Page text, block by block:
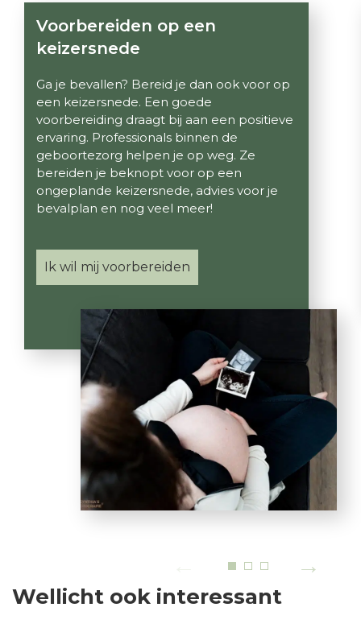
Voorbereiden op een
keizersnede
Ga je bevallen? Bereid je dan ook voor op
een keizersnede. Een goede
voorbereiding draagt bij aan een positieve
ervaring. Professionals binnen de
geboortezorg helpen je op weg. Ze
bereiden je beknopt voor op een
ongeplande keizersnede, advies voor je
bevalplan en nog veel meer!
Ik wil mij voorbereiden
Wellicht ook interessant